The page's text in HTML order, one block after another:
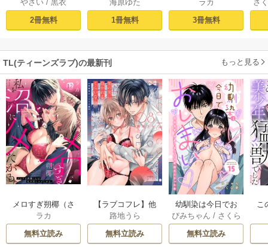
ッチな倫理観の壊
れた世界で溺愛魔
術師から逃げられ
嬢フィリエラの困
惑～ act.1
やさい /黒衣
2冊無料
は、追放令嬢のす
べてを奪い尽くし
たい。【コミック
下ろし漫画付き】 1
海原ゆた
1冊無料
くや）くんは私を
沼にハメたがる。 1
ラカ
3冊無料
さ
TL(ティーンズラブ)の最新刊 もっと見る
メロすぎ朔椰（さ
くや）くんは私を
沼にハメたがる。 1
2巻
ラカ
無料立読み
【ラブコフレ】他
の男に抱かれるく
らいなら －幼馴染
のこじらせ愛－ 8巻
路地うら
無料立読み
幼馴染は今日でお
しまい 関係激変。
仲良し男子が溺愛
彼氏になった夜 15
ぴみちゃん / さくら
蒼
無料立読み
こ